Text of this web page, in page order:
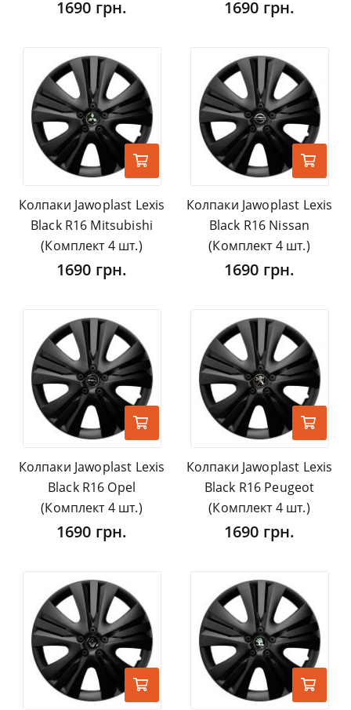
1690 грн. 1690 грн.
Колпаки Jawoplast Lexis
Black R16 Mitsubishi
(Комплект 4 шт.)
1690 грн.
Колпаки Jawoplast Lexis
Black R16 Nissan
(Комплект 4 шт.)
1690 грн.
Колпаки Jawoplast Lexis
Black R16 Opel
(Комплект 4 шт.)
1690 грн.
Колпаки Jawoplast Lexis
Black R16 Peugeot
(Комплект 4 шт.)
1690 грн.